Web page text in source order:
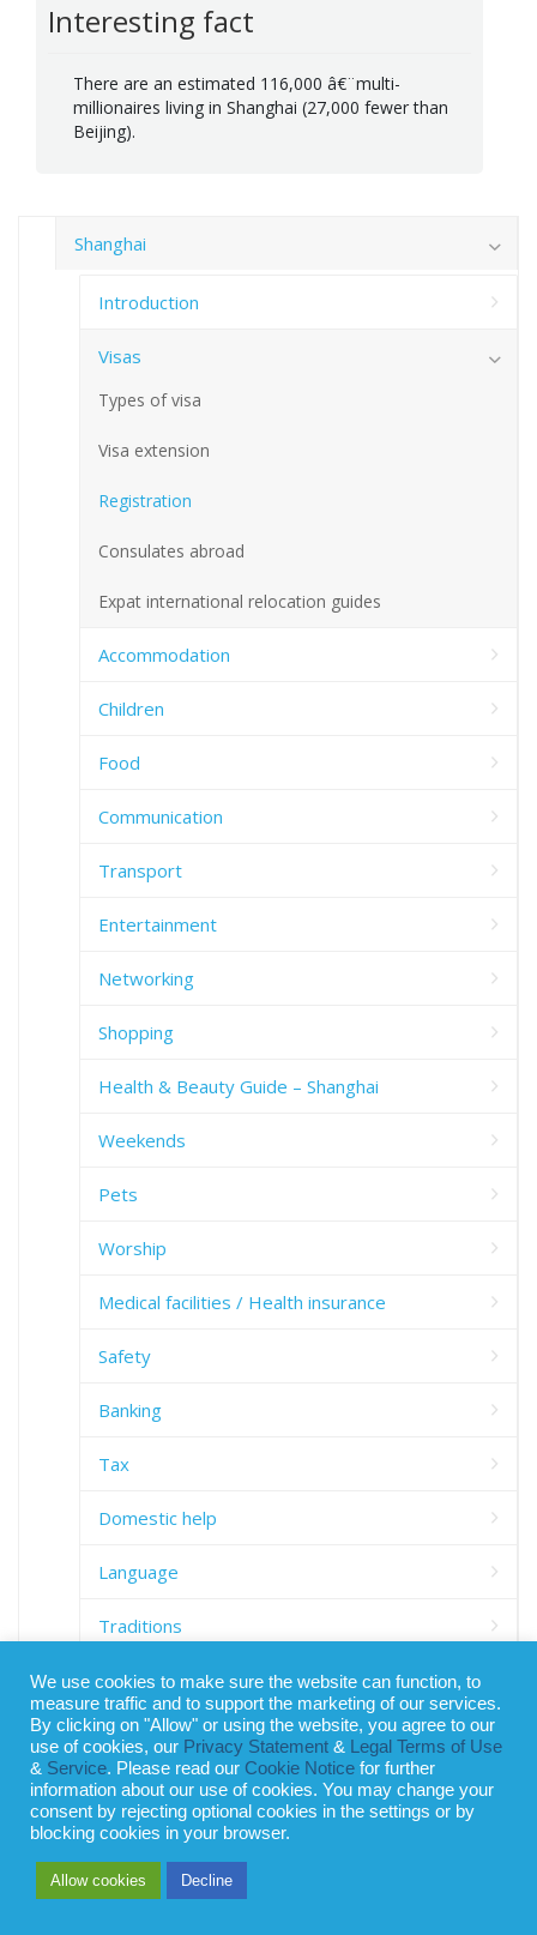
Interesting fact
There are an estimated 116,000 â€¨multi-
millionaires living in Shanghai (27,000 fewer than
Beijing).
Shanghai
Introduction
Visas
Types of visa
Visa extension
Registration
Consulates abroad
Expat international relocation guides
Accommodation
Children
Food
Communication
Transport
Entertainment
Networking
Shopping
Health & Beauty Guide – Shanghai
Weekends
Pets
Worship
Medical facilities / Health insurance
Safety
Banking
Tax
Domestic help
Language
Traditions
Cost of living
Resources
We use cookies to make sure the website can function, to
measure traffic and to support the marketing of our services.
By clicking on "Allow" or using the website, you agree to our
use of cookies, our Privacy Statement &
Legal Terms of Use
& Service. Please read our Cookie Notice for further
information about our use of cookies. You may change your
consent by rejecting optional cookies in the settings or by
blocking cookies in your browser.
Allow cookies Decline